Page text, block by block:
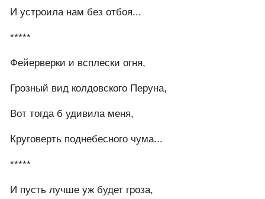
И устроила нам без отбоя...
*****
Фейерверки и всплески огня,
Грозный вид колдовского Перуна,
Вот тогда б удивила меня,
Круговерть поднебесного чума...
*****
И пусть лучше уж будет гроза,